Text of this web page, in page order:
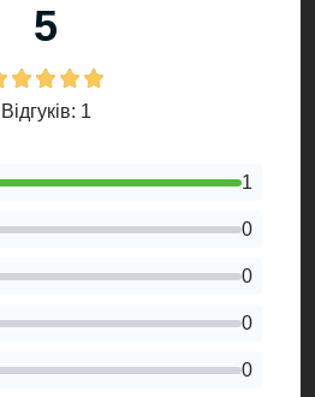
5
Відгуків: 1
1
0
0
0
0